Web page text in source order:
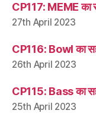
CP117: MEME का
27th April 2023
CP116: Bowl का
26th April 2023
CP115: Bass का
25th April 2023